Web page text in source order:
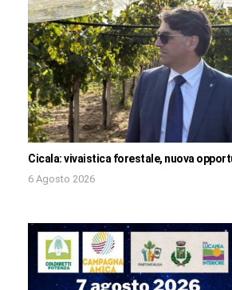
Cicala: vivaistica forestale, nuova
6 Agosto 2026